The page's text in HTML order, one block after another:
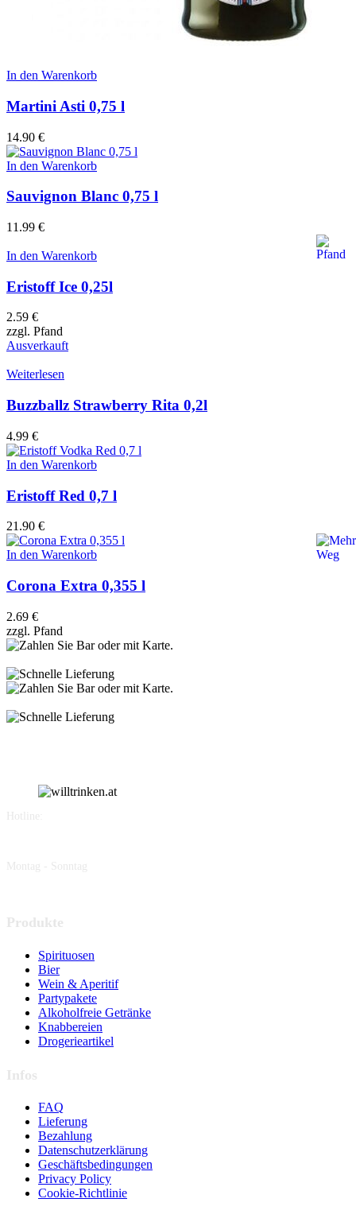
In den Warenkorb
Martini Asti 0,75 l
14.90 €
In den Warenkorb
Sauvignon Blanc 0,75 l
11.99 €
In den Warenkorb
Eristoff Ice 0,25l
2.59 €
zzgl. Pfand
Ausverkauft
Weiterlesen
Buzzballz Strawberry Rita 0,2l
4.99 €
In den Warenkorb
Eristoff Red 0,7 l
21.90 €
In den Warenkorb
Corona Extra 0,355 l
2.69 €
zzgl. Pfand
Hotline:
Montag - Sonntag
Produkte
Spirituosen
Bier
Wein & Aperitif
Partypakete
Alkoholfreie Getränke
Knabbereien
Drogerieartikel
Infos
FAQ
Lieferung
Bezahlung
Datenschutzerklärung
Geschäftsbedingungen
Privacy Policy
Cookie-Richtlinie